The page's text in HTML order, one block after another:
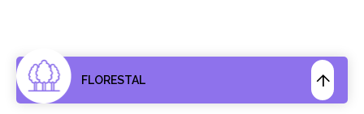
FLORESTAL